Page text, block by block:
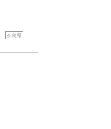
奈良県